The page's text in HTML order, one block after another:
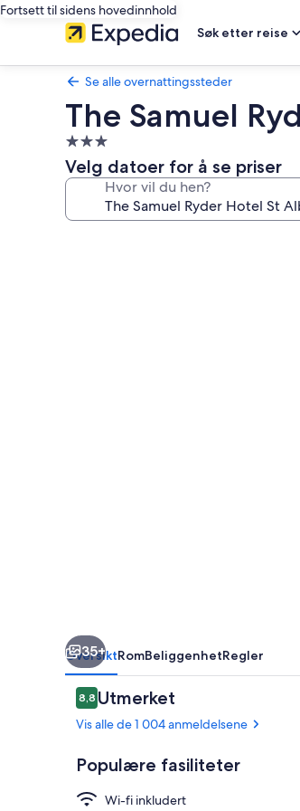
Fortsett til sidens hovedinnhold
Søk etter reise
Se alle overnattingssteder
The Samuel
Overnattingssted
med
3.0
stjerner
Velg datoer for å se priser
Hvor vil du hen?
35+
OversiktRomBeliggenhetRegler
Anmeldelser
8,88,8 av 10 –
Utmerket
Vis alle de 1 004 anmeldelsene
Populære fasiliteter
Wi-fi inkludert